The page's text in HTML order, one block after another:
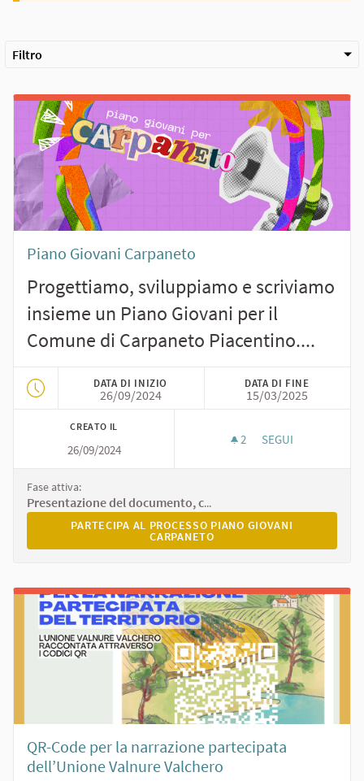
Filtro
Piano Giovani Carpaneto
Progettiamo, sviluppiamo e scriviamo
insieme un Piano Giovani per il
Comune di Carpaneto Piacentino....
DATA DI INIZIO
26/09/2024
DATA DI FINE
15/03/2025
CREATO IL
26/09/2024
2 2 SOSTENITORI
SEGUI
Fase attiva:
Presentazione del documento, consultazione online e chiusura
PARTECIPA AL PROCESSO PIANO GIOVANI CARPANETO
PARTECIPA AL PROCESSO PIANO GIOVANI
CARPANETO
QR-Code per la narrazione partecipata
dell’Unione Valnure Valchero